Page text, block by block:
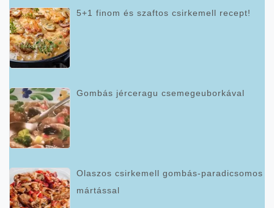
5+1 finom és szaftos csirkemell recept!
Gombás jérceragu csemegeuborkával
Olaszos csirkemell gombás-paradicsomos
mártással